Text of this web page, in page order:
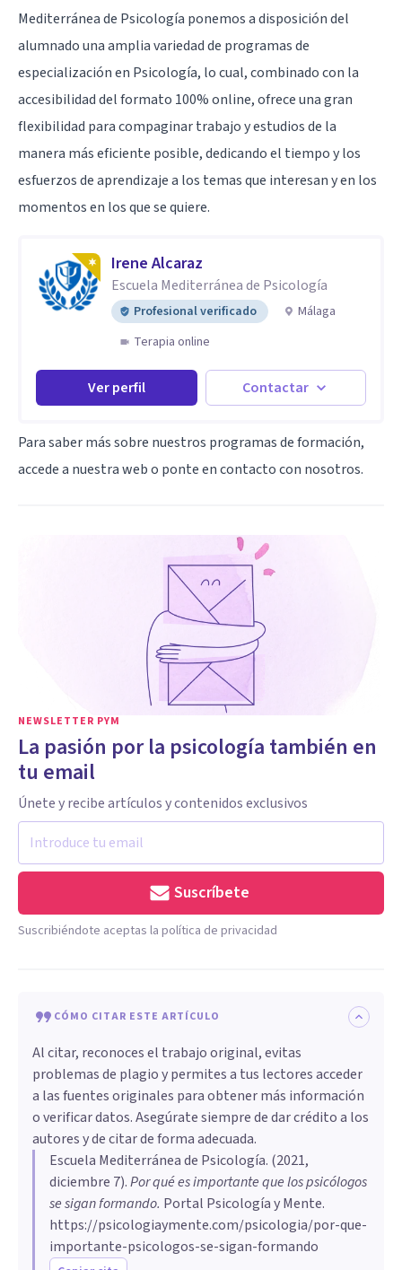
Mediterránea de Psicología ponemos a disposición del
alumnado una amplia variedad de programas de
especialización en Psicología, lo cual, combinado con la
accesibilidad del formato 100% online, ofrece una gran
flexibilidad para compaginar trabajo y estudios de la
manera más eficiente posible, dedicando el tiempo y los
esfuerzos de aprendizaje a los temas que interesan y en los
momentos en los que se quiere.
Irene Alcaraz
Escuela Mediterránea de Psicología
Profesional verificado
Málaga
Terapia online
Ver perfil Contactar
Para saber más sobre nuestros programas de formación,
accede a nuestra web o ponte en contacto con nosotros.
NEWSLETTER PYM
La pasión por la psicología también en
tu email
Únete y recibe artículos y contenidos exclusivos
Suscríbete
Suscribiéndote aceptas la política de privacidad
CÓMO CITAR ESTE ARTÍCULO
Al citar, reconoces el trabajo original, evitas
problemas de plagio y permites a tus lectores acceder
a las fuentes originales para obtener más información
o verificar datos. Asegúrate siempre de dar crédito a los
autores y de citar de forma adecuada.
Escuela Mediterránea de Psicología. (2021,
diciembre 7).Por qué es importante que los psicólogos
se sigan formando. Portal Psicología y Mente.
https://psicologiaymente.com/psicologia/por-que-
importante-psicologos-se-sigan-formando